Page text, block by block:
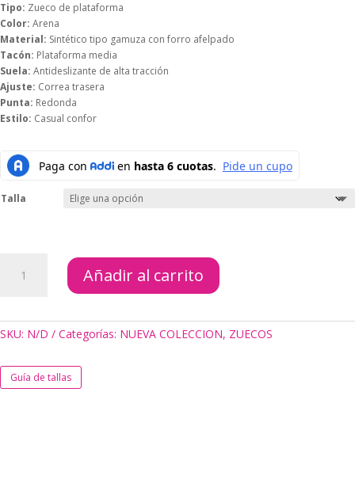
Tipo: Zueco de plataforma
Color: Arena
Material: Sintético tipo gamuza con forro afelpado
Tacón: Plataforma media
Suela: Antideslizante de alta tracción
Ajuste: Correa trasera
Punta: Redonda
Estilo: Casual confor
Talla
DENVER
Añadir al carrito
SKU: N/D Categorías: NUEVA COLECCION, ZUECOS
Guía de tallas